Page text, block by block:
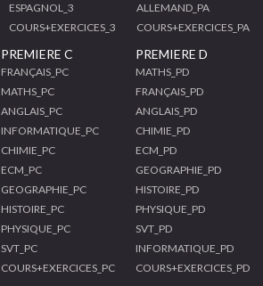
ESPAGNOL_3
COURS+EXERCICES_3
ALLEMAND_PA
COURS+EXERCICES_PA
PREMIERE C
FRANÇAIS_PC
MATHS_PC
ANGLAIS_PC
INFORMATIQUE_PC
CHIMIE_PC
ECM_PC
GEOGRAPHIE_PC
HISTOIRE_PC
PHYSIQUE_PC
SVT_PC
COURS+EXERCICES_PC
PREMIERE D
MATHS_PD
FRANÇAIS_PD
ANGLAIS_PD
CHIMIE_PD
ECM_PD
GEOGRAPHIE_PD
HISTOIRE_PD
PHYSIQUE_PD
SVT_PD
INFORMATIQUE_PD
COURS+EXERCICES_PD